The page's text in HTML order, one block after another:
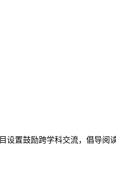
设置鼓励跨学科交流，倡导